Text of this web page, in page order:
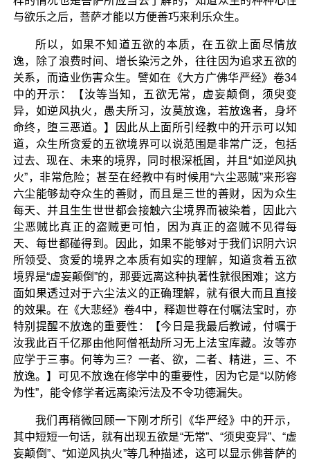
与欲乐之后，菩萨才能以方便善巧来利乐众生。
所以，如果不知道五欲的本质，在五欲上面尽情放
逸，除了浪费时间、增长染污之外，往往因为追求五欲的
关系，而造业伤害众生。譬如在《大方广佛华严经》卷34
中的开示：【汝等当知，五欲无常，虚妄颠倒，须臾变
异，如逆风执火，愚夫所习，汝莫放逸，若放逸者，身坏
命终，堕三恶道。】因此从上面所引经教中的开示可以知
道，众生所贪爱的五欲境界可以说范围是非常广泛，包括
过去、现在、未来的境界，同时根深柢固，并且“如逆风执
火”，非常危险；甚至在经教中有时候用“六尘恶贼”来形容
六尘能够劫夺众生的善财，而且是三世的善财，因为众生
每天、并且生生世世都会接触六尘境界而被染着，因此六
尘恶贼比真正的盗贼更可怕，因为真正的盗贼不见得每
天、每世都碰得到。因此，如果不能够对于我们识阴六识
所领受、贪爱的境界之本质有如实的理解，知道贪着五欲
境界是“虚妄颠倒”的，那要远离这种执著性就很困难；这方
面如果透过对于六尘法义的正确理解，就有很大而且直接
的效果。在《大悲经》卷4中，释迦世尊在付嘱法宝时，亦
特别提醒不放逸的重要性：【今日是我最后教诫，付嘱于
汝我此百千亿那由他阿僧祇劫所习无上法宝库藏。汝等亦
应学于三事。何等为三？一者、欲，二者、精进，三、不
放逸。】可见不放逸在修学中的重要性，因为它是“以防修
为性”，能令修学者远离染污法及不令功德漏失。
我们再稍微回顾一下刚才所引《华严经》中的开示，
其中短短一句话，就有出现五欲是“无常”、“须臾变异”、“虚
妄颠倒”、“如逆风执火”等几种描述，这可以显示佛菩萨的